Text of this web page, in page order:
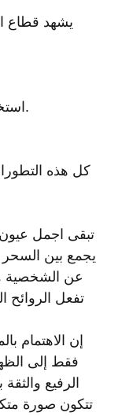
يشهد قطاع
استخدام التقنيات الحديثة في تطوير الروائح.
كل هذه
تبقى اجمل عيون
يجمع بين السحر
عن الشخصية
تفعل الروائح
إن الاهتمام
فقط إلى
الرفيع
تتكون صورة